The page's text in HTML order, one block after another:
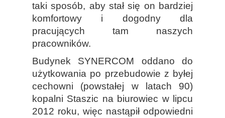
taki sposób, aby stał się on bardziej
komfortowy i dogodny dla
pracujących tam naszych
pracowników.
Budynek SYNERCOM oddano do
użytkowania po przebudowie z byłej
cechowni (powstałej w latach 90)
kopalni Staszic na biurowiec w lipcu
2012 roku, więc nastąpił odpowiedni